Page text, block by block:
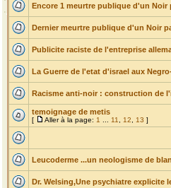
Encore 1 meurtre publique d'un Noir
Dernier meurtre publique d'un Noir
Publicite raciste de l'entreprise
La Guerre de l'etat d'israel aux
Racisme anti-noir : construction de
temoignage de metis
[ Aller à la page: 1 11 12 13 ]
Leucoderme ...un neologisme de
Dr. Welsing,Une psychiatre explicite